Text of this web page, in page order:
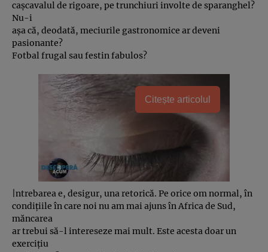
caşcavalul de rigoare, pe trunchiuri involte de sparanghel?
Nu-i
aşa că, deodată, meciurile gastronomice ar deveni
pasionante?
Fotbal frugal sau festin fabulos?
Citește articolul
|ntrebarea e, desigur, una retorică. Pe orice om normal, în
condiţiile în care noi nu am mai ajuns în Africa de Sud,
măncarea
ar trebui să-l intereseze mai mult. Este acesta doar un
exerciţiu